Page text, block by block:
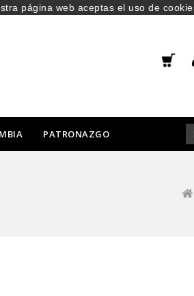
PATRONAZGO
página web aceptas el uso de